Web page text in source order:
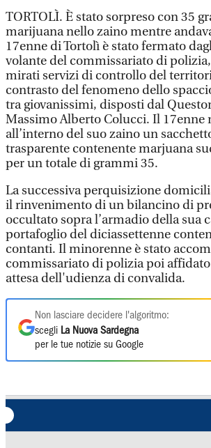
TORTOLÌ. È stato sorpreso con 35
marijuana nello zaino mentre
17enne di Tortolì è stato fermato
volante del commissariato di
mirati servizi di controllo del
contrasto del fenomeno dello
tra giovanissimi, disposti dal
Massimo Alberto Colucci. Il 17enne
all’interno del suo zaino un
trasparente contenente marjuana
per un totale di grammi 35.
La successiva perquisizione
il rinvenimento di un bilancino di
occultato sopra l’armadio della sua
portafoglio del diciassettenne
contanti. Il minorenne è stato
commissariato di polizia poi
attesa dell'udienza di convalida.
Non lasciare decidere l'algoritmo:
scegli La Nuova Sardegna
per le tue notizie su Google